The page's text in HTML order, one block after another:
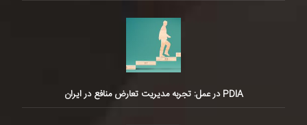
PDIA در عمل: تجربه مدیریت تعارض منافع در ایران